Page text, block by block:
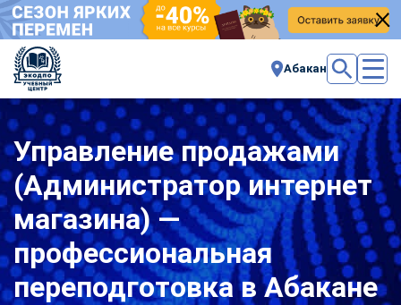
Абакан
Управление продажами
(Администратор интернет
магазина) —
профессиональная
переподготовка в Абакане